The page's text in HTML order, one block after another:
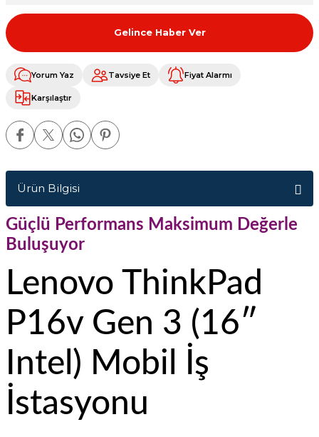
Gelince Haber Ver
Yorum Yaz Tavsiye Et Fiyat Alarmı
Karşılaştır
Ürün Bilgisi
Güçlü Performans Maksimum Değerle
Buluşuyor
Lenovo ThinkPad
P16v Gen 3 (16″
Intel) Mobil İş
İstasyonu